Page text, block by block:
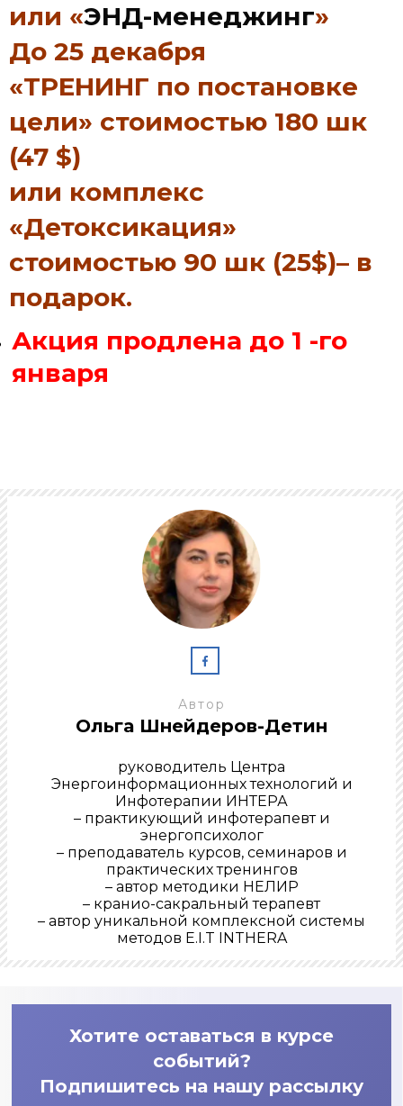
или «ЭНД-менеджинг»
До 25 декабря
«ТРЕНИНГ по постановке
цели» стоимостью 180 шк
(47 $)
или комплекс
«Детоксикация»
стоимостью 90 шк (25$)– в
подарок.
Акция продлена до 1 -го
января
Автор
Ольга Шнейдеров-Детин
руководитель Центра
Энергоинформационных технологий и
Инфотерапии ИНТЕРА
– практикующий инфотерапевт и
энергопсихолог
– преподаватель курсов, семинаров и
практических тренингов
– автор методики НЕЛИР
– кранио-сакральный терапевт
– автор уникальной комплексной системы
методов E.I.T INTHERA
Хотите оставаться в курсе
событий?
Подпишитесь на нашу рассылку